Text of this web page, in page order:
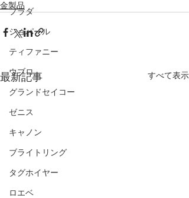
プラダ
ショパール
ティファニー
ウブロ
グランドセイコー
ゼニス
キャノン
ブライトリング
タグホイヤー
ロエベ
金製品
最新記事 すべて表示